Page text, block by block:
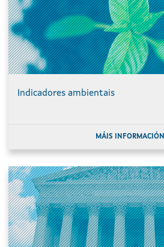
Indicadores ambientais
MÁIS INFORMACIÓN